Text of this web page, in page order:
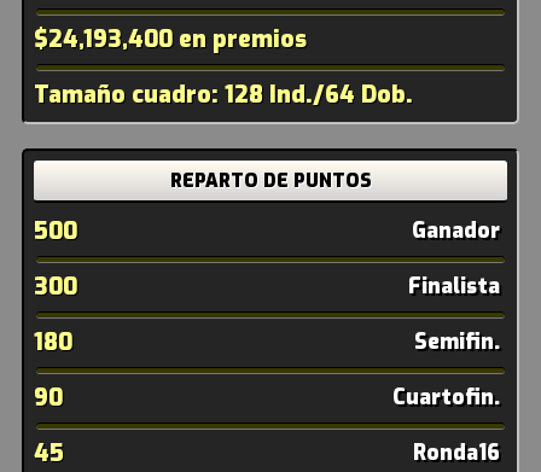
$24,193,400 en premios
Tamaño cuadro: 128 Ind./64 Dob.
REPARTO DE PUNTOS
Ganador
500
Finalista
300
Semifin.
180
Cuartofin.
90
Ronda16
45